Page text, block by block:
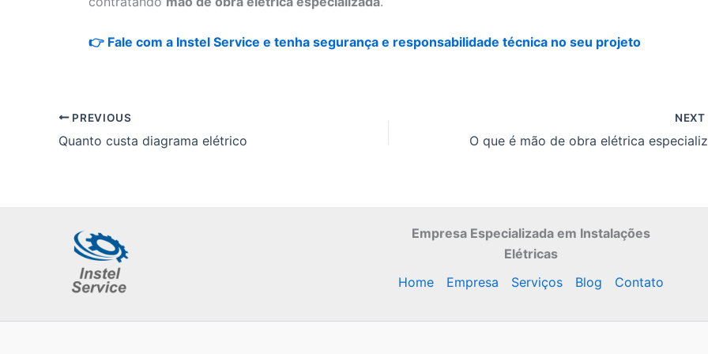
👉 Fale com a Instel Service e tenha segurança e responsabilidade técnica no seu projeto
PREVIOUS
Quanto custa diagrama elétrico
NEXT
Empresa Especializada em Instalações
Elétricas
Home
Empresa Serviços Blog Contato